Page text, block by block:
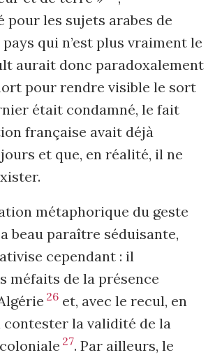
pour les sujets arabes de
qui n’est plus vraiment le
aurait donc paradoxalement
pour rendre visible le sort
était condamné, le fait
française avait déjà
et que, en réalité, il ne
métaphorique du geste
beau paraître sédui­sante,
cependant : il
méfaits de la présence
26 et, avec le recul, en
contester la validité de la
27. Par ailleurs, le